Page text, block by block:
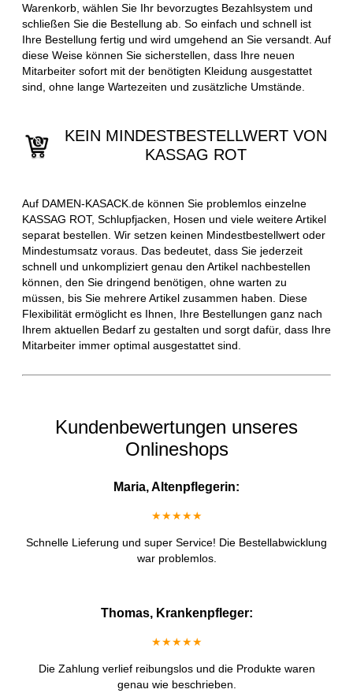
Warenkorb, wählen Sie Ihr bevorzugtes Bezahlsystem und
schließen Sie die Bestellung ab. So einfach und schnell ist
Ihre Bestellung fertig und wird umgehend an Sie versandt. Auf
diese Weise können Sie sicherstellen, dass Ihre neuen
Mitarbeiter sofort mit der benötigten Kleidung ausgestattet
sind, ohne lange Wartezeiten und zusätzliche Umstände.
KEIN MINDESTBESTELLWERT VON
KASSAG ROT
Auf DAMEN-KASACK.de können Sie problemlos einzelne
KASSAG ROT, Schlupfjacken, Hosen und viele weitere Artikel
separat bestellen. Wir setzen keinen Mindestbestellwert oder
Mindestumsatz voraus. Das bedeutet, dass Sie jederzeit
schnell und unkompliziert genau den Artikel nachbestellen
können, den Sie dringend benötigen, ohne warten zu
müssen, bis Sie mehrere Artikel zusammen haben. Diese
Flexibilität ermöglicht es Ihnen, Ihre Bestellungen ganz nach
Ihrem aktuellen Bedarf zu gestalten und sorgt dafür, dass Ihre
Mitarbeiter immer optimal ausgestattet sind.
Kundenbewertungen unseres
Onlineshops
Maria, Altenpflegerin:
★★★★★
Schnelle Lieferung und super Service! Die Bestellabwicklung
war problemlos.
Thomas, Krankenpfleger:
★★★★★
Die Zahlung verlief reibungslos und die Produkte waren
genau wie beschrieben.